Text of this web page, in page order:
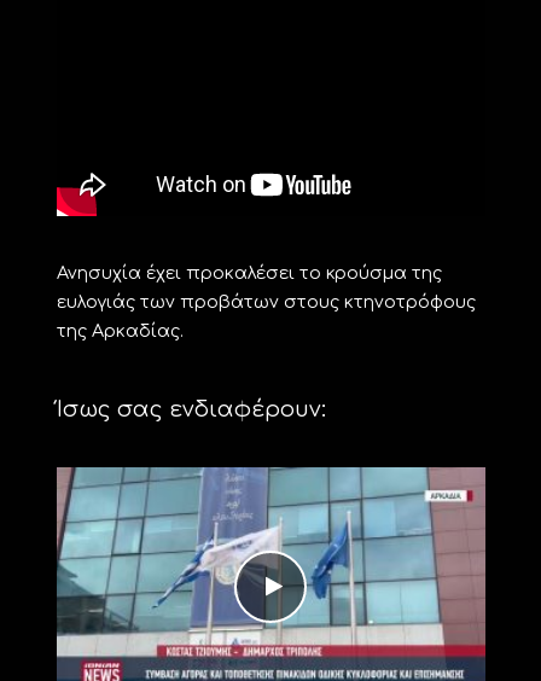
Ανησυχία έχει προκαλέσει το κρούσμα της
ευλογιάς των προβάτων στους κτηνοτρόφους
της Αρκαδίας.
Ίσως σας ενδιαφέρουν: